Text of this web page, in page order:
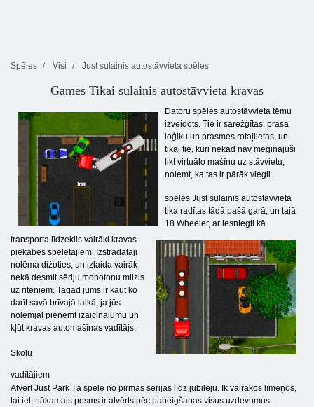
Spēles Visi Just sulainis autostāvvieta spēles
Games Tikai sulainis autostāvvieta kravas
Datoru spēles autostāvvieta tēmu
izveidots. Tie ir sarežģītas, prasa
loģiku un prasmes rotaļlietas, un
tikai tie, kuri nekad nav mēģinājuši
likt virtuālo mašīnu uz ​​stāvvietu,
nolemt, ka tas ir pārāk viegli.
spēles Just sulainis autostāvvieta
tika radītas tādā pašā garā, un tajā
18 Wheeler, ar iesniegti kā
transporta līdzeklis vairāki kravas
piekabes spēlētājiem. Izstrādātāji
nolēma dižoties, un izlaida vairāk
nekā desmit sēriju monotonu milzis
uz riteņiem. Tagad jums ir kaut ko
darīt savā brīvajā laikā, ja jūs
nolemjat pieņemt izaicinājumu un
kļūt kravas automašīnas vadītājs.
Skolu
vadītājiem
Atvērt Just Park Tā spēle no pirmās sērijas līdz jubileju. Ik vairākos līmeņos,
lai iet, nākamais posms ir atvērts pēc pabeigšanas visus uzdevumus